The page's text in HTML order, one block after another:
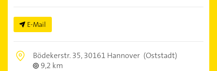
E-Mail
Bödekerstr. 35,30161 Hannover (Oststadt)
9,2 km